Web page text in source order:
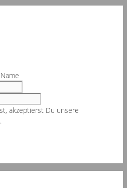
akzeptierst Du unsere